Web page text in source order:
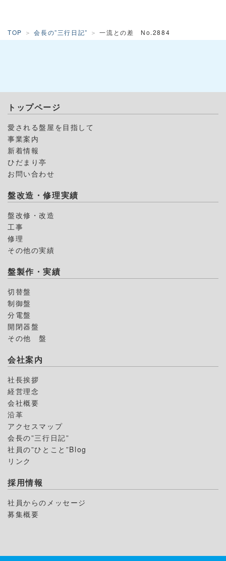
TOP 会長の”三行日記” 一流との差 No.2884
トップページ
愛される盤屋を目指して
事業案内
新着情報
ひだまり亭
お問い合わせ
盤改造・修理実績
盤改修・改造
工事
修理
その他の実績
盤製作・実績
切替盤
制御盤
分電盤
開閉器盤
その他 盤
会社案内
社長挨拶
経営理念
会社概要
沿革
アクセスマップ
会長の”三行日記”
社員の”ひとこと”Blog
リンク
採用情報
社員からのメッセージ
募集概要